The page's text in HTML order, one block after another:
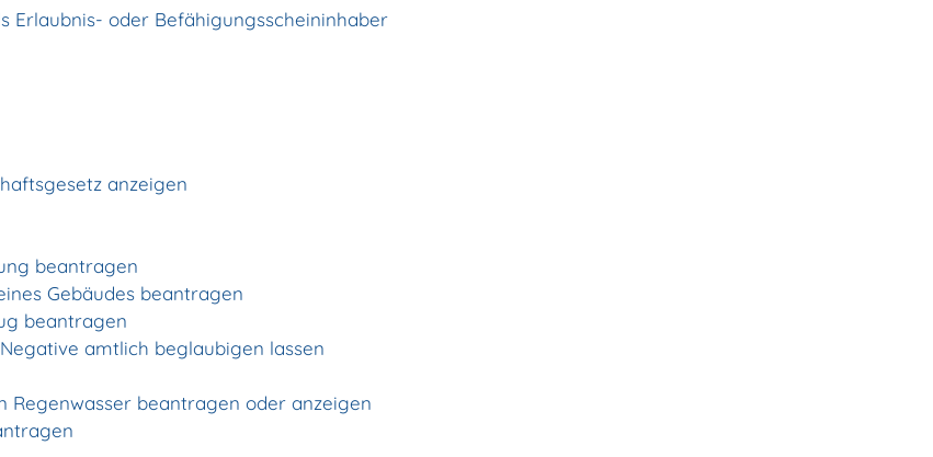
Erlaubnis- oder Befähigungsscheininhaber
anzeigen
beantragen
Gebäudes beantragen
beantragen
amtlich beglaubigen lassen
beantragen oder anzeigen